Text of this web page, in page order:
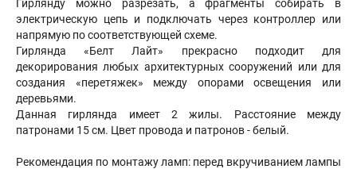
Гирлянду можно разрезать, а фрагменты собирать в
электрическую цепь и подключать через контроллер или
напрямую по соответствующей схеме.
Гирлянда «Белт Лайт» прекрасно подходит для
декорирования любых архитектурных сооружений или для
создания «перетяжек» между опорами освещения или
деревьями.
Данная гирлянда имеет 2 жилы. Расстояние между
патронами 15 см. Цвет провода и патронов - белый.
Рекомендация по монтажу ламп: перед вкручиванием лампы